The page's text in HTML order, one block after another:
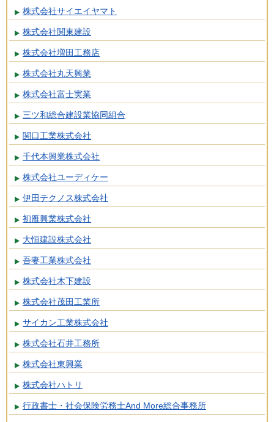
株式会社サイエイヤマト
株式会社関東建設
株式会社増田工務店
株式会社丸天興業
株式会社富士実業
三ツ和総合建設業協同組合
関口工業株式会社
千代本興業株式会社
株式会社ユーディケー
伊田テクノス株式会社
初雁興業株式会社
大恒建設株式会社
吾妻工業株式会社
株式会社木下建設
株式会社茂田工業所
サイカン工業株式会社
株式会社石井工務所
株式会社東興業
株式会社ハトリ
行政書士・社会保険労務士And More総合事務所